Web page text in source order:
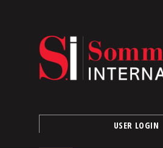
USER LOGIN